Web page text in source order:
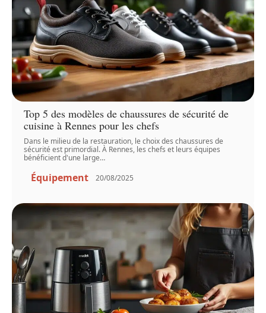
Top 5 des modèles de chaussures de sécurité de
cuisine à Rennes pour les chefs
Dans le milieu de la restauration, le choix des chaussures de
sécurité est primordial. À Rennes, les chefs et leurs équipes
bénéficient d'une large…
Équipement 20/08/2025